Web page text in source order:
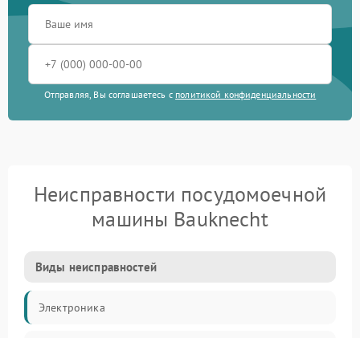
Отправляя, Вы соглашаетесь с политикой конфиденциальности
Неисправности посудомоечной
машины Bauknecht
Виды неисправностей
Электроника